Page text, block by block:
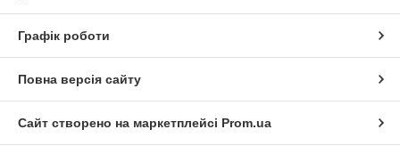
Графік роботи
Повна версія сайту
Сайт створено на маркетплейсі Prom.ua